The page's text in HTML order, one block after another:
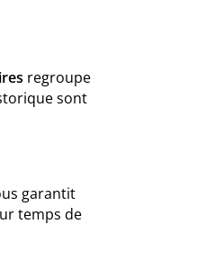
regroupe
sont
garantit
temps de